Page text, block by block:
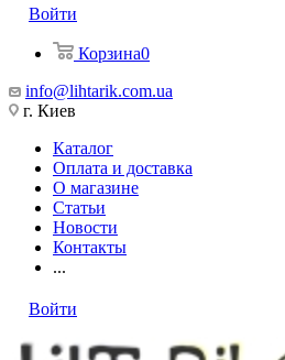
Войти
Корзина0
info@lihtarik.com.ua
г. Киев
Каталог
Оплата и доставка
О магазине
Статьи
Новости
Контакты
...
Войти